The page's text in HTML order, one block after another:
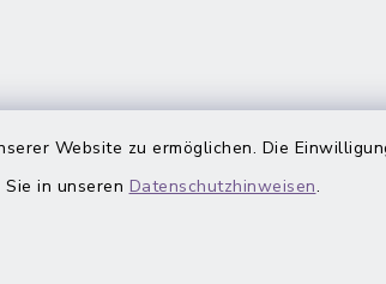
Website zu ermöglichen. Die
in unseren Datenschutzhinweisen.